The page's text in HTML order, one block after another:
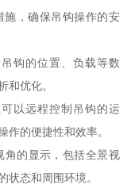
施，确保吊钩操作的安
钩的位置、负载等数
和优化。
以远程控制吊钩的运
作的便捷性和效率。
角的显示，包括全景视
状态和周围环境。